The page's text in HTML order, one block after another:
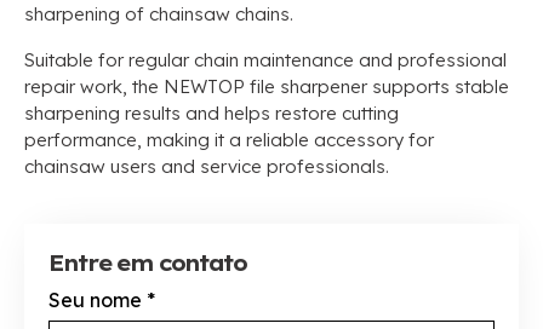
sharpening of chainsaw chains.
Suitable for regular chain maintenance and professional
repair work, the NEWTOP file sharpener supports stable
sharpening results and helps restore cutting
performance, making it a reliable accessory for
chainsaw users and service professionals.
Entre em contato
Seu nome *